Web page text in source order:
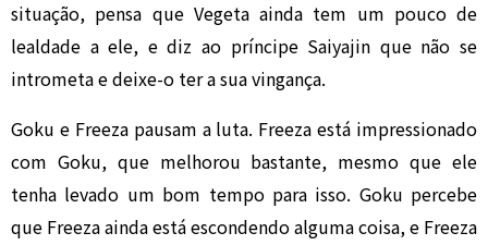
situação, pensa que Vegeta ainda tem um pouco de
lealdade a ele, e diz ao príncipe Saiyajin que não se
intrometa e deixe-o ter a sua vingança.
Goku e Freeza pausam a luta. Freeza está impressionado
com Goku, que melhorou bastante, mesmo que ele
tenha levado um bom tempo para isso. Goku percebe
que Freeza ainda está escondendo alguma coisa, e Freeza